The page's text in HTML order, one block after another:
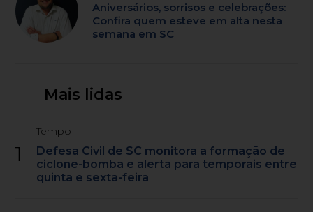
Aniversários, sorrisos e celebrações:
Confira quem esteve em alta nesta
semana em SC
Mais lidas
1
Tempo
Defesa Civil de SC monitora a formação de
ciclone-bomba e alerta para temporais entre
quinta e sexta-feira